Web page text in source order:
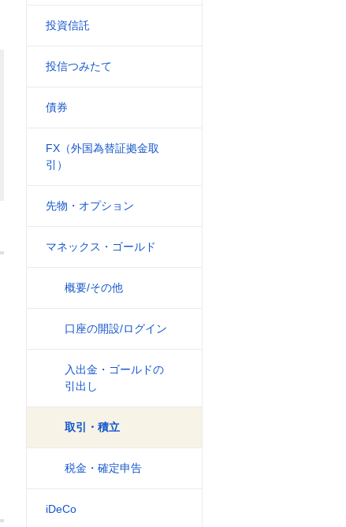
投資信託
投信つみたて
債券
FX（外国為替証拠金取
引）
先物・オプション
マネックス・ゴールド
概要/その他
口座の開設/ログイン
入出金・ゴールドの
引出し
取引・積立
税金・確定申告
iDeCo